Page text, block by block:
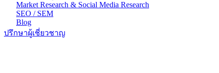
Market Research & Social Media Research
SEO / SEM
Blog
ปรึกษาผู้เชี่ยวชาญ